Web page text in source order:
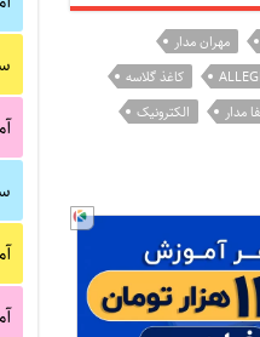
مهران مدار
کاغذ گلاسه
مدار
الکترونیک